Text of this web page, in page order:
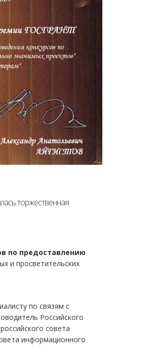
торжественная
по предоставлению
и просветительских
по связям с
Российского
совета
информационного